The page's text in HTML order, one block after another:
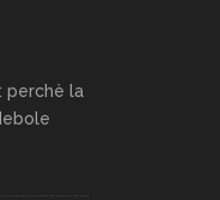
perchè la